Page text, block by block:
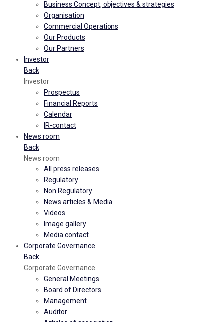
Business Concept, objectives & strategies
Organisation
Commercial Operations
Our Products
Our Partners
Investor
Back
Investor
Prospectus
Financial Reports
Calendar
IR-contact
News room
Back
News room
All press releases
Regulatory
Non Regulatory
News articles & Media
Videos
Image gallery
Media contact
Corporate Governance
Back
Corporate Governance
General Meetings
Board of Directors
Management
Auditor